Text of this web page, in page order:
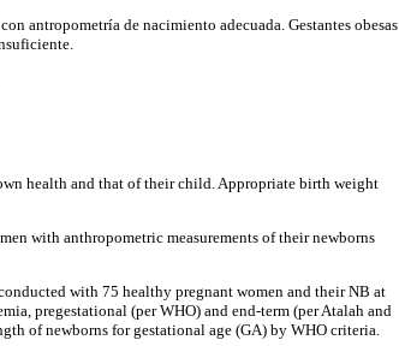
antropometría de nacimiento adecuada. Gestantes obesas
health and that of their child. Appropriate birth weight
with anthropometric measurements of their newborns
with 75 healthy pregnant women and their NB at
pregestational (per WHO) and end-term (per Atalah and
of newborns for gestational age (GA) by WHO criteria.